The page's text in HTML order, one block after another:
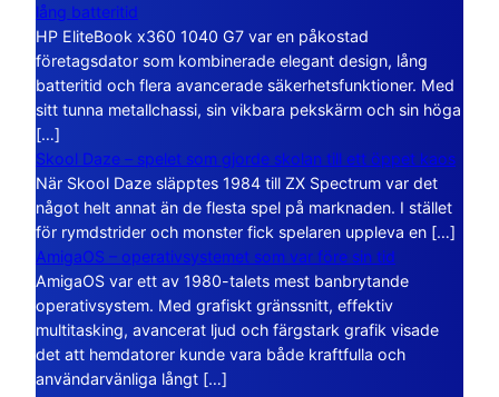
lång batteritid
HP EliteBook x360 1040 G7 var en påkostad
företagsdator som kombinerade elegant design, lång
batteritid och flera avancerade säkerhetsfunktioner. Med
sitt tunna metallchassi, sin vikbara pekskärm och sin höga
[…]
Skool Daze – spelet som gjorde skolan till ett öppet kaos
När Skool Daze släpptes 1984 till ZX Spectrum var det
något helt annat än de flesta spel på marknaden. I stället
för rymdstrider och monster fick spelaren uppleva en […]
AmigaOS – operativsystemet som var före sin tid
AmigaOS var ett av 1980-talets mest banbrytande
operativsystem. Med grafiskt gränssnitt, effektiv
multitasking, avancerat ljud och färgstark grafik visade
det att hemdatorer kunde vara både kraftfulla och
användarvänliga långt […]